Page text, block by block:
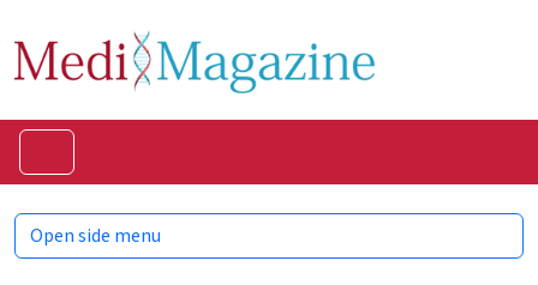
Open side menu